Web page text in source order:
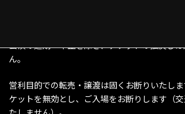
公演の延期・中止を除き、チケットの払戻し
ん。
営利目的での転売・譲渡は固くお断りいたし
ケットを無効とし、ご入場をお断りします（